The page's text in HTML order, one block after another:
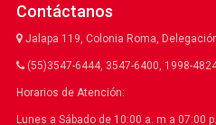
Contáctanos
Jalapa 119, Colonia Roma,
(55)3547-6444, 3547-6400, 1998-
Horarios de Atención:
Lunes a Sábado de 10:00 a. m a 07:00